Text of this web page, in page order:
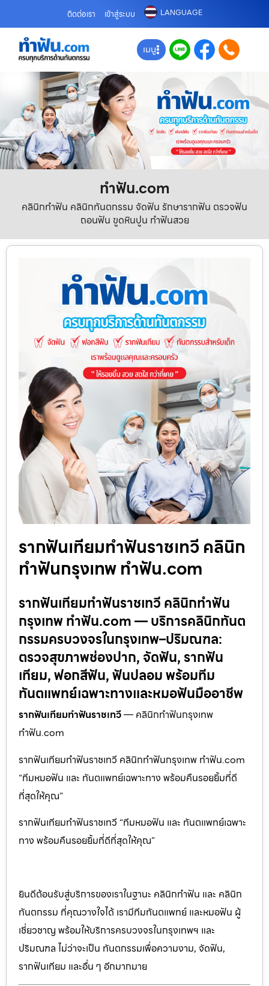
ติดต่อเรา เข้าสู่ระบบ LANGUAGE
เมนู
ทําฟัน.com
คลินิกทำฟัน คลินิกทันตกรรม จัดฟัน รักษารากฟัน ตรวจฟัน
ถอนฟัน ขูดหินปูน ทำฟันสวย
รากฟันเทียมทำฟันราชเทวี คลินิก
ทำฟันกรุงเทพ ทำฟัน.com
รากฟันเทียมทำฟันราชเทวี คลินิกทำฟัน
กรุงเทพ ทำฟัน.com — บริการคลินิกทันต
กรรมครบวงจรในกรุงเทพ–ปริมณฑล:
ตรวจสุขภาพช่องปาก, จัดฟัน, รากฟัน
เทียม, ฟอกสีฟัน, ฟันปลอม พร้อมทีม
ทันตแพทย์เฉพาะทางและหมอฟันมืออาชีพ
รากฟันเทียมทำฟันราชเทวี— คลินิกทำฟันกรุงเทพ
ทำฟัน.com
รากฟันเทียมทำฟันราชเทวี คลินิกทำฟันกรุงเทพ ทำฟัน.com
“ทีมหมอฟัน และ ทันตแพทย์เฉพาะทาง พร้อมคืนรอยยิ้มที่ดี
ที่สุดให้คุณ”
รากฟันเทียมทำฟันราชเทวี “ทีมหมอฟัน และ ทันตแพทย์เฉพาะ
ทาง พร้อมคืนรอยยิ้มที่ดีที่สุดให้คุณ”
ยินดีต้อนรับสู่บริการของเราในฐานะ คลินิกทำฟัน และ คลินิก
ทันตกรรม ที่คุณวางใจได้ เรามีทีมทันตแพทย์ และหมอฟัน ผู้
เชี่ยวชาญ พร้อมให้บริการครบวงจรในกรุงเทพฯ และ
ปริมณฑล ไม่ว่าจะเป็น ทันตกรรมเพื่อความงาม, จัดฟัน,
รากฟันเทียม และอื่น ๆ อีกมากมาย